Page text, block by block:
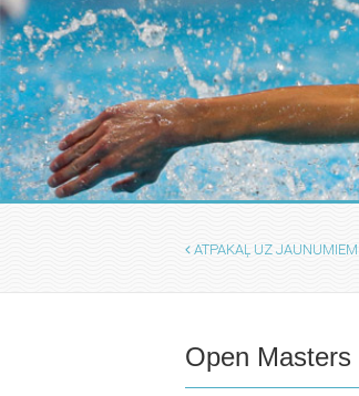
ATPAKAĻ UZ JAUNUMIEM
Open